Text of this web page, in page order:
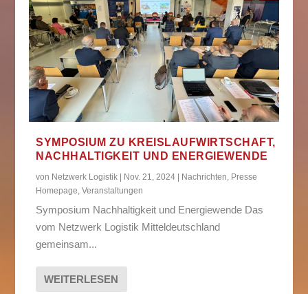
SYMPOSIUM ZU KREISLAUFWIRTSCHAFT,
NACHHALTIGKEIT UND ENERGIEWENDE
von Netzwerk Logistik Nov. 21, 2024 Nachrichten, Presse
Homepage,Veranstaltungen
Symposium Nachhaltigkeit und Energiewende Das
vom Netzwerk Logistik Mitteldeutschland
gemeinsam...
WEITERLESEN